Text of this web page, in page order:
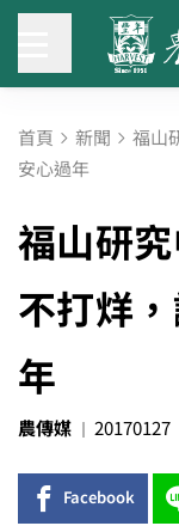
首頁 新聞 福山
安心過年
福山研
不打烊
年
農傳媒 20170127
Facebook